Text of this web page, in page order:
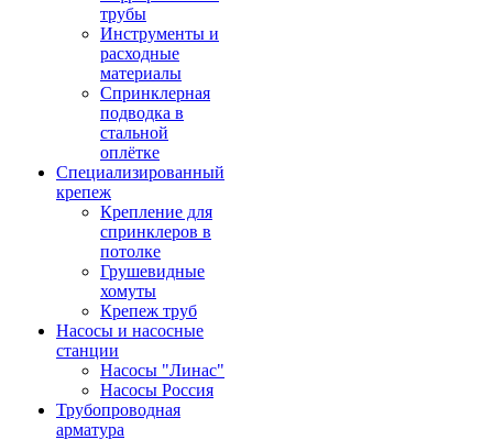
трубы
Инструменты и
расходные
материалы
Спринклерная
подводка в
стальной
оплётке
Специализированный
крепеж
Крепление для
спринклеров в
потолке
Грушевидные
хомуты
Крепеж труб
Насосы и насосные
станции
Насосы "Линас"
Насосы Россия
Трубопроводная
арматура